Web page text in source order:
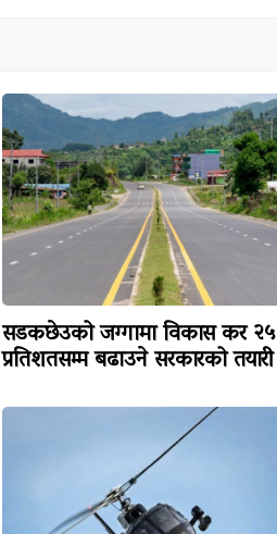
सडकछेउको जग्गामा विकास कर २५
प्रतिशतसम्म बढाउने सरकारको तयारी